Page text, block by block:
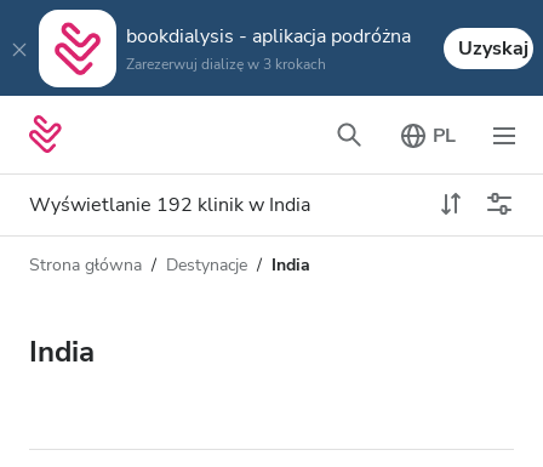
bookdialysis - aplikacja podróżna
Zarezerwuj dializę w 3 krokach
Uzyskaj
PL
Wyświetlanie 192 klinik w India
Typ dializy
Wszystkie dializy
Odległość
Strona główna Destynacje India
India